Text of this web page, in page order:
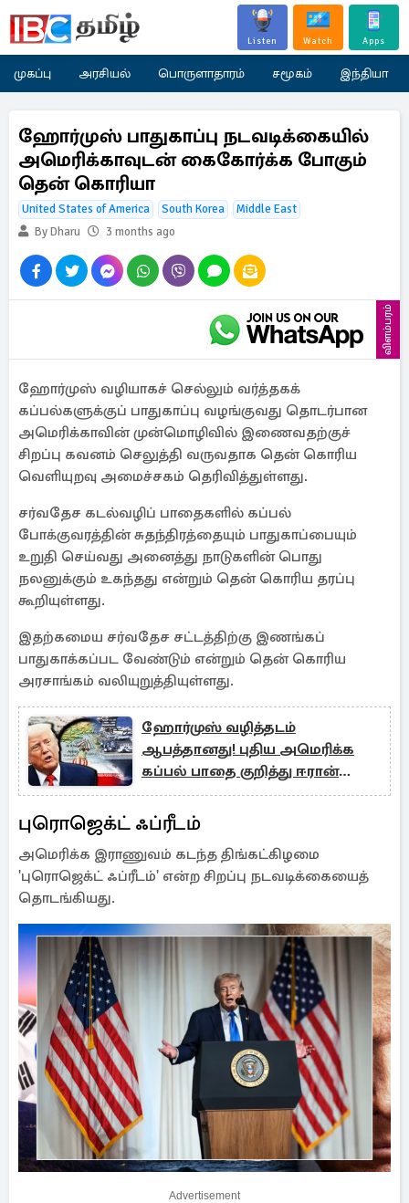
Listen Watch Apps
முகப்பு அரசியல் பொருளாதாரம் சமூகம் இந்தியா
ஹோர்முஸ் பாதுகாப்பு நடவடிக்கையில்
அமெரிக்காவுடன் கைகோர்க்க போகும்
தென் கொரியா
United States of America South Korea
Middle East
By Dharu
3 months ago
விளம்பரம்
ஹோர்முஸ் வழியாகச் செல்லும் வர்த்தகக்
கப்பல்களுக்குப் பாதுகாப்பு வழங்குவது தொடர்பான
அமெரிக்காவின் முன்மொழிவில் இணைவதற்குச்
சிறப்பு கவனம் செலுத்தி வருவதாக தென் கொரிய
வெளியுறவு அமைச்சகம் தெரிவித்துள்ளது.
சர்வதேச கடல்வழிப் பாதைகளில் கப்பல்
போக்குவரத்தின் சுதந்திரத்தையும் பாதுகாப்பையும்
உறுதி செய்வது அனைத்து நாடுகளின் பொது
நலனுக்கும் உகந்தது என்றும் தென் கொரிய தரப்பு
கூறியுள்ளது.
இதற்கமைய சர்வதேச சட்டத்திற்கு இணங்கப்
பாதுகாக்கப்பட வேண்டும் என்றும் தென் கொரிய
அரசாங்கம் வலியுறுத்தியுள்ளது.
ஹோர்முஸ் வழித்தடம்
ஆபத்தானது! புதிய அமெரிக்க
கப்பல் பாதை குறித்து ஈரான்
எச்சரிக்கை
புரொஜெக்ட் ஃப்ரீடம்
அமெரிக்க இராணுவம் கடந்த திங்கட்கிழமை
'புரொஜெக்ட் ஃப்ரீடம்' என்ற சிறப்பு நடவடிக்கையைத்
தொடங்கியது.
Advertisement